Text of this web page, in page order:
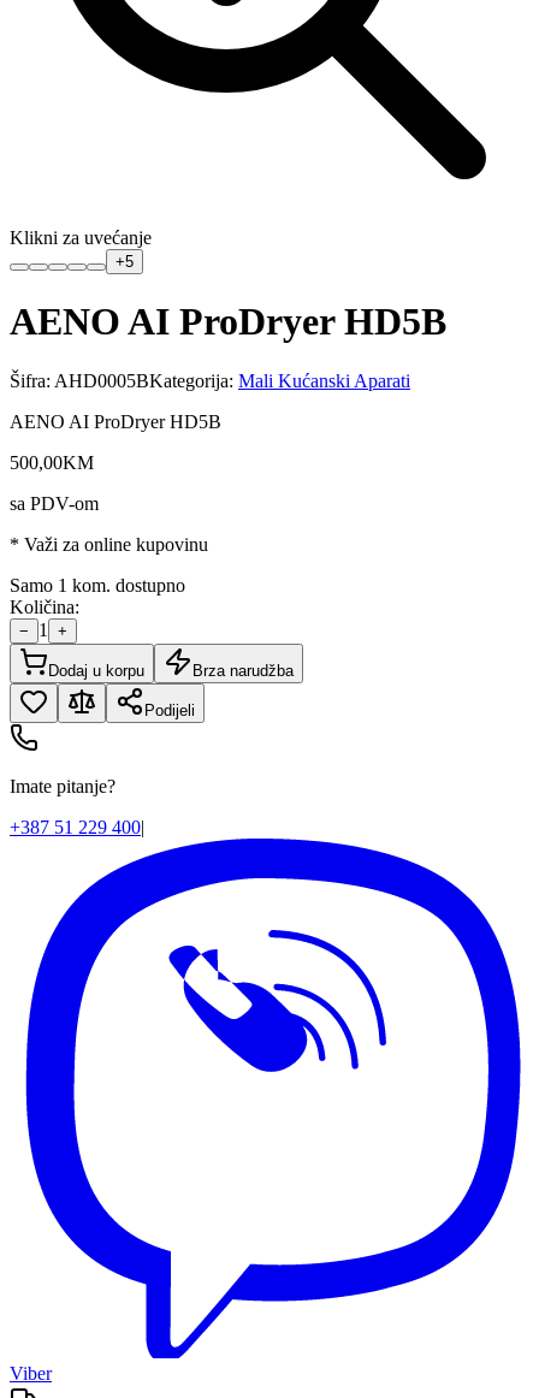
Klikni za uvećanje
+5
AENO AI ProDryer HD5B
Šifra: AHD0005BKategorija: Mali Kućanski Aparati
AENO AI ProDryer HD5B
500,00KM
sa PDV-om
* Važi za online kupovinu
Samo 1 kom. dostupno
Količina:
− 1 +
Dodaj u korpu Brza narudžba
Podijeli
Imate pitanje?
+387 51 229 400|
Viber